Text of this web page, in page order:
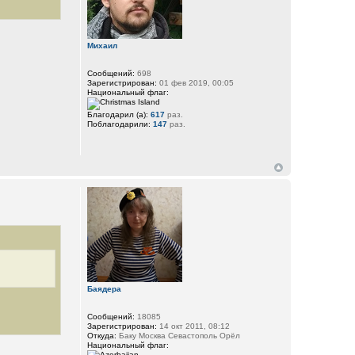
Михаил
Сообщений: 698
Зарегистрирован: 01 фев 2019, 00:05
Национальный флаг:
Благодарил (а): 617раз.
Поблагодарили: 147раз.
Баядера
Сообщений: 18085
Зарегистрирован: 14 окт 2011, 08:12
Откуда: Баку Москва Севастополь Орёл
Национальный флаг: